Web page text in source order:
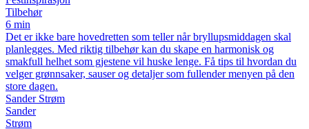
Tilbehør
6 min
Det er ikke bare hovedretten som teller når bryllupsmiddagen skal
planlegges. Med riktig tilbehør kan du skape en harmonisk og
smakfull helhet som gjestene vil huske lenge. Få tips til hvordan du
velger grønnsaker, sauser og detaljer som fullender menyen på den
store dagen.
Sander Strøm
Sander
Strøm